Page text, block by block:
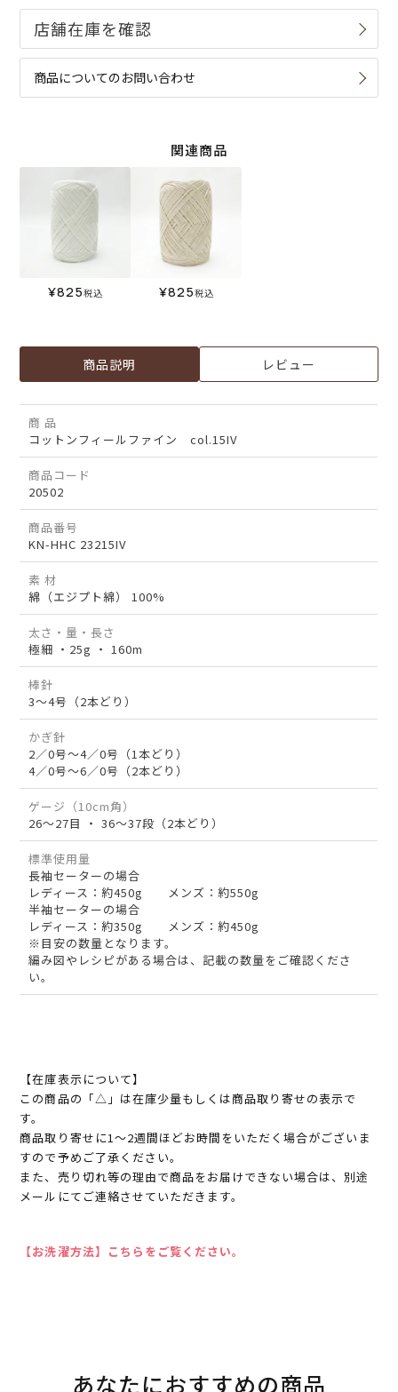
商品についてのお問い合わせ
関連商品
¥825税込 ¥825税込
商品説明 レビュー
商 品
コットンフィールファイン col.15IV
商品コード
20502
商品番号
KN-HHC 23215IV
素 材
綿（エジプト綿） 100%
太さ・量・長さ
極細 ・25g ・ 160m
棒針
3～4号（2本どり）
かぎ針
2／0号～4／0号（1本どり）
4／0号～6／0号（2本どり）
ゲージ（10cm角）
26～27目 ・ 36～37段（2本どり）
標準使用量
長袖セーターの場合
レディース：約450g メンズ：約550g
半袖セーターの場合
レディース：約350g メンズ：約450g
※目安の数量となります。
編み図やレシピがある場合は、記載の数量をご確認くださ
い。
【在庫表示について】
この商品の「△」は在庫少量もしくは商品取り寄せの表示で
す。
商品取り寄せに1～2週間ほどお時間をいただく場合がございま
すので予めご了承ください。
また、売り切れ等の理由で商品をお届けできない場合は、別途
メールにてご連絡させていただきます。
【お洗濯方法】こちらをご覧ください。
あなたにおすすめの商品